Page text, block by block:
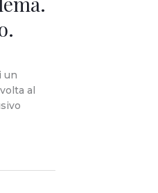
un
al